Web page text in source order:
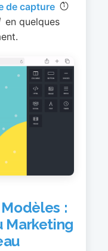
de capture
en quelques
:
Marketing